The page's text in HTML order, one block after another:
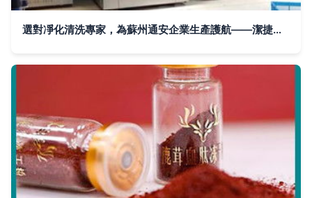
選對凈化清洗專家，為蘇州通安企業生產護航——潔捷洗衣的保姆式服務優勢解析